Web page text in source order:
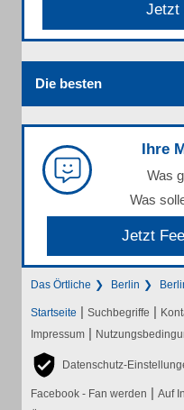
Jetzt
Die besten
Ihre
Was
Was
Jetzt
Das Örtliche Berlin
Startseite | Suchbegriffe |
Impressum |
Datenschutz-
Facebook - Fan werden | Auf